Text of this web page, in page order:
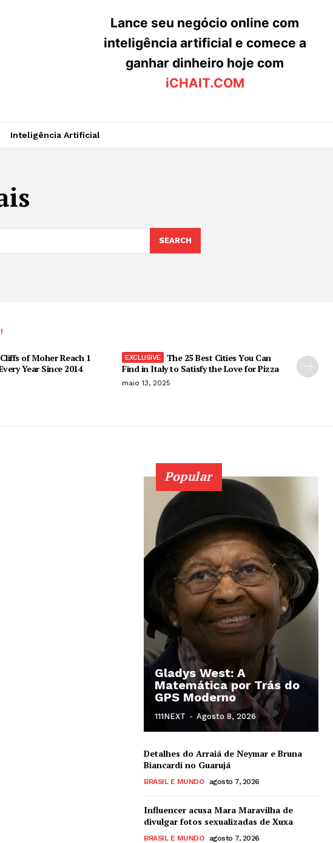
Lance seu negócio online com
inteligência artificial e comece a
ganhar dinheiro hoje com
iCHAIT.COM
Inteligência Artificial
SEARCH
of Moher Reach 1
Year Since 2014
The 25 Best Cities You Can
Find in Italy to Satisfy the Love for Pizza
maio 13, 2025
Popular
Gladys West: A
Matemática por Trás do
GPS Moderno
111NEXT - Agosto 8, 2026
Detalhes do Arraiá de Neymar e Bruna
Biancardi no Guarujá
BRASIL E MUNDO agosto 7, 2026
Influencer acusa Mara Maravilha de
divulgar fotos sexualizadas de Xuxa
BRASIL E MUNDO agosto 7, 2026